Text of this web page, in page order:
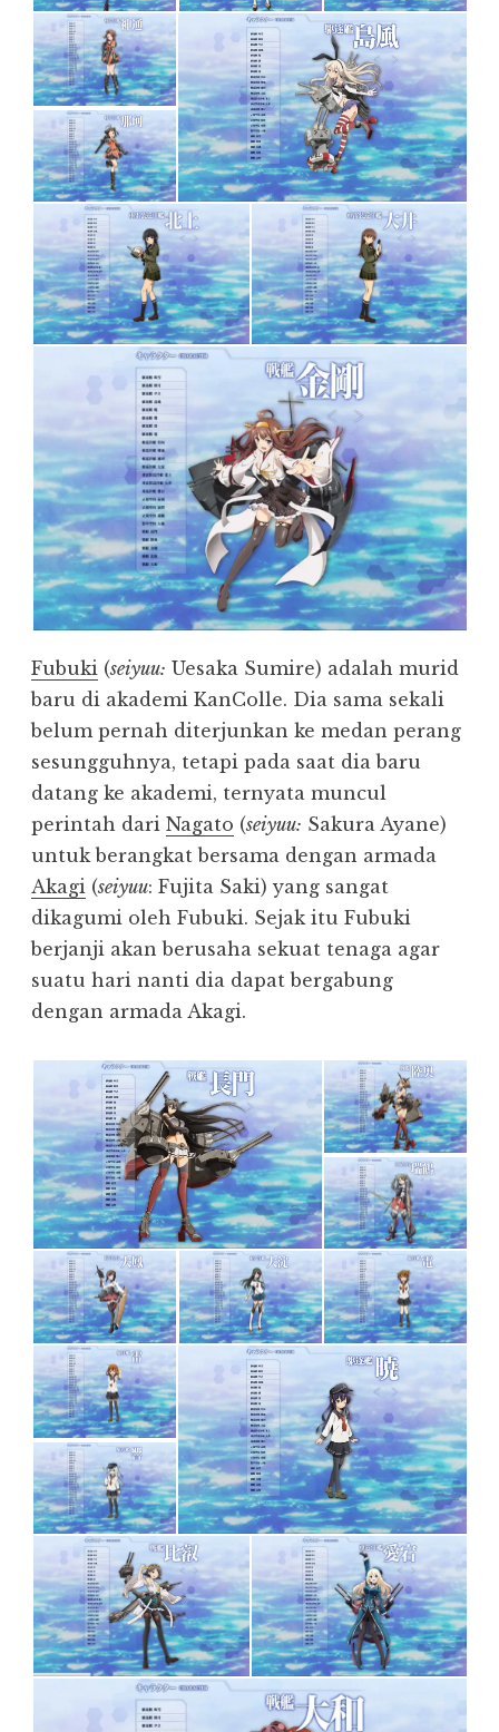
Fubuki (seiyuu: Uesaka Sumire) adalah murid
baru di akademi KanColle. Dia sama sekali
belum pernah diterjunkan ke medan perang
sesungguhnya, tetapi pada saat dia baru
datang ke akademi, ternyata muncul
perintah dari Nagato (seiyuu: Sakura Ayane)
untuk berangkat bersama dengan armada
Akagi (seiyuu: Fujita Saki) yang sangat
dikagumi oleh Fubuki. Sejak itu Fubuki
berjanji akan berusaha sekuat tenaga agar
suatu hari nanti dia dapat bergabung
dengan armada Akagi.